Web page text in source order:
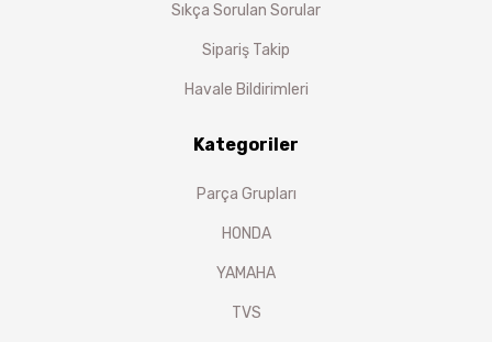
Sıkça Sorulan Sorular
Sipariş Takip
Havale Bildirimleri
Kategoriler
Parça Grupları
HONDA
YAMAHA
TVS